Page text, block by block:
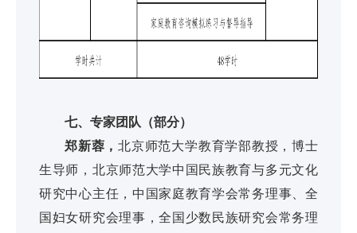
七、专家团队（部分）
郑新蓉，北京师范大学教育学部教授，博士
生导师，北京师范大学中国民族教育与多元文化
研究中心主任，中国家庭教育学会常务理事、全
国妇女研究会理事，全国少数民族研究会常务理